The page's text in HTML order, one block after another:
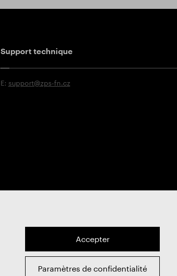
Support technique
E: support@zps-fn.cz
Accepter
Paramètres de confidentialité